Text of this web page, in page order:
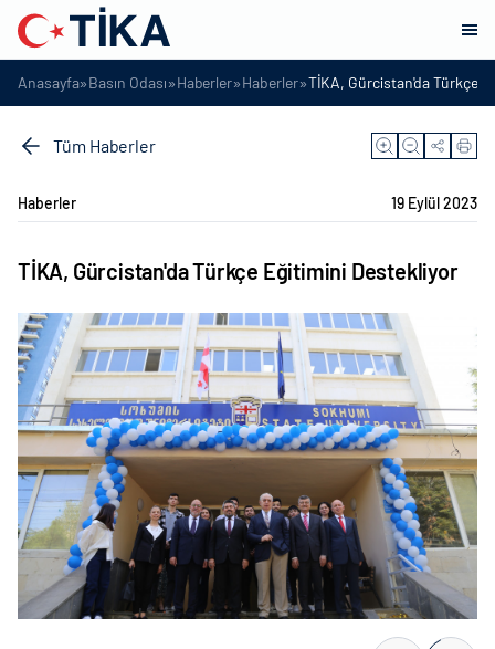
Anasayfa»Basın Odası»Haberler»Haberler»TİKA, Gürcistan'da Türkçe
Tüm Haberler
Haberler 19 Eylül 2023
TİKA, Gürcistan'da Türkçe Eğitimini Destekliyor